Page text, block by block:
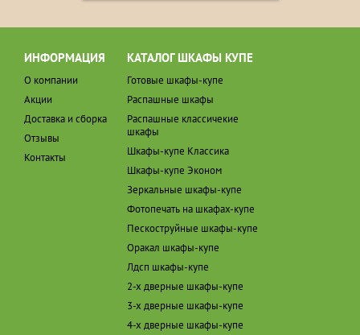
ИНФОРМАЦИЯ
О компании
Акции
Доставка и сборка
Отзывы
Контакты
КАТАЛОГ ШКАФЫ КУПЕ
Готовые шкафы-купе
Распашные шкафы
Распашные классичекие
шкафы
Шкафы-купе Классика
Шкафы-купе Эконом
Зеркальные шкафы-купе
Фотопечать на шкафах-купе
Пескоструйные шкафы-купе
Оракал шкафы-купе
Лдсп шкафы-купе
2-х дверные шкафы-купе
3-х дверные шкафы-купе
4-х дверные шкафы-купе